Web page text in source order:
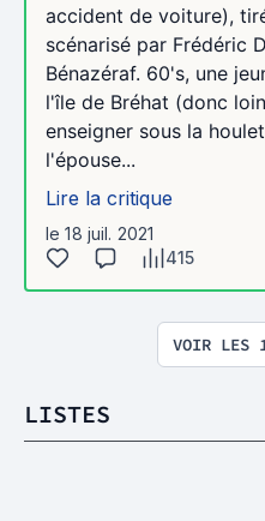
accident de voiture),
scénarisé par Frédéric
Bénazéraf. 60's, une
l'île de Bréhat (donc
enseigner sous la
l'épouse...
Lire la critique
le 18 juil. 2021
415
VOIR LES
LISTES